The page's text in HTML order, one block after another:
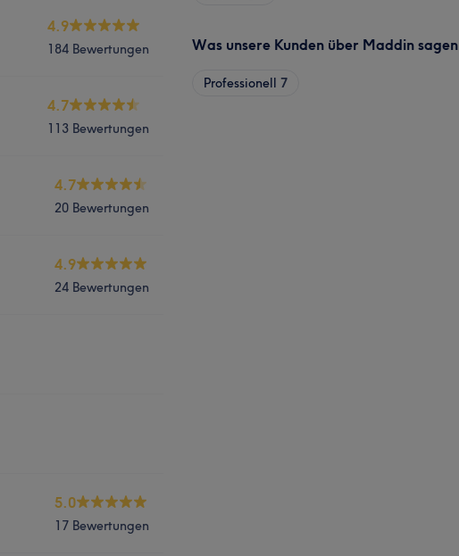
4.9
184 Bewertungen
4.7
113 Bewertungen
4.7
20 Bewertungen
4.9
24 Bewertungen
5.0
17 Bewertungen
Was unsere Kunden über Maddin sagen
Professionell 7